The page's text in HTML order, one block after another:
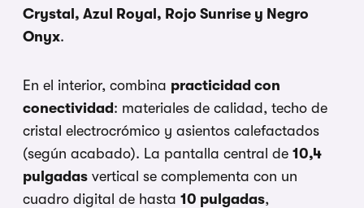
Crystal, Azul Royal, Rojo Sunrise y Negro
Onyx.
En el interior, combina practicidad con
conectividad: materiales de calidad, techo de
cristal electrocrómico y asientos calefactados
(según acabado). La pantalla central de 10,4
pulgadas vertical se complementa con un
cuadro digital de hasta 10 pulgadas,